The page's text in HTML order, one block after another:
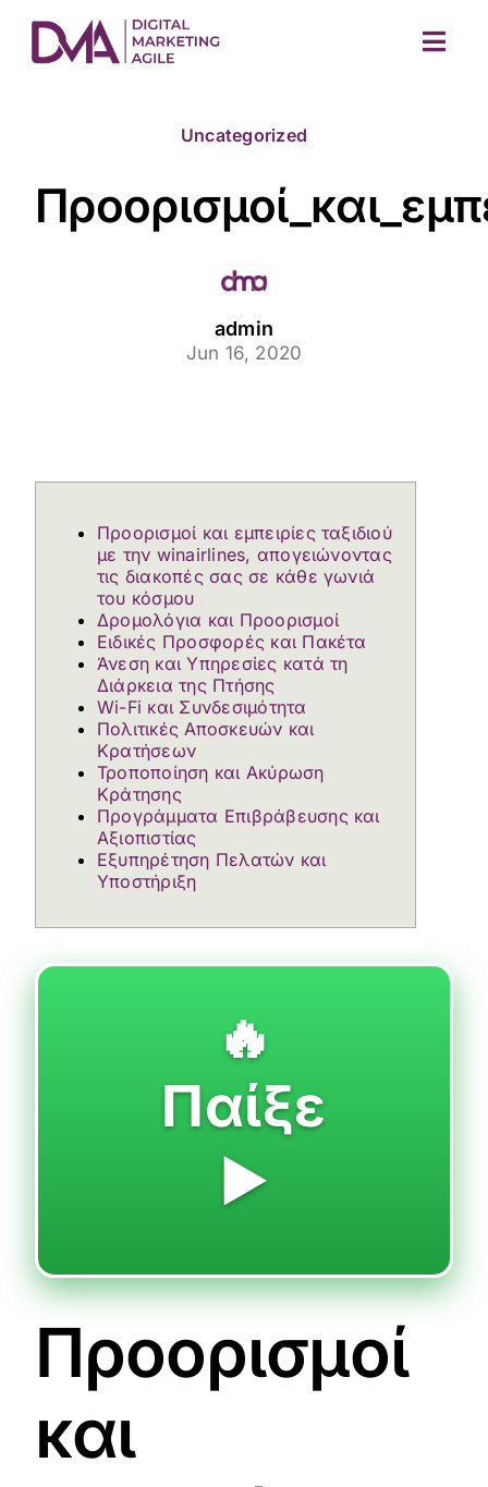
content
Uncategorized
admin
Jun 16, 2020
Προορισμοί και εμπειρίες ταξιδιού
με την winairlines, απογειώνοντας
τις διακοπές σας σε κάθε γωνιά
του κόσμου
Δρομολόγια και Προορισμοί
Ειδικές Προσφορές και Πακέτα
Άνεση και Υπηρεσίες κατά τη
Διάρκεια της Πτήσης
Wi-Fi και Συνδεσιμότητα
Πολιτικές Αποσκευών και
Κρατήσεων
Τροποποίηση και Ακύρωση
Κράτησης
Προγράμματα Επιβράβευσης και
Αξιοπιστίας
Εξυπηρέτηση Πελατών και
Υποστήριξη
🔥
Παίξε
▶️
Προορισμοί
και